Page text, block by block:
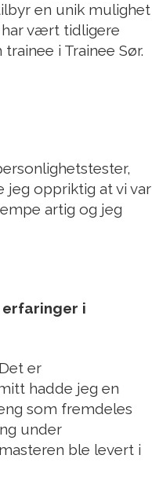
en unik mulighet
har vært tidligere
i Trainee Sør.
jeg oppriktig at vi var
artig og jeg
erfaringer i
er
hadde jeg en
som fremdeles
under
ble levert i